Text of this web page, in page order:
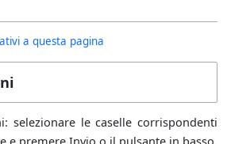
a questa pagina
selezionare le caselle corrispondenti